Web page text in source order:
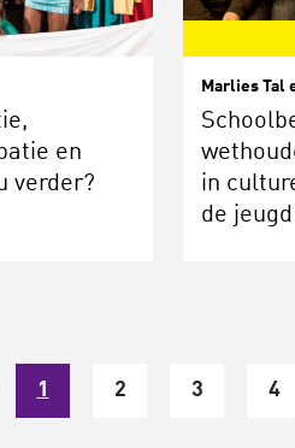
en
verder?
Marlies Tal
in
de
1 2 3 4